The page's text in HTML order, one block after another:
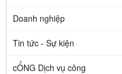
Doanh nghiệp
Tin tức - Sự kiện
cỔNG Dịch vụ công